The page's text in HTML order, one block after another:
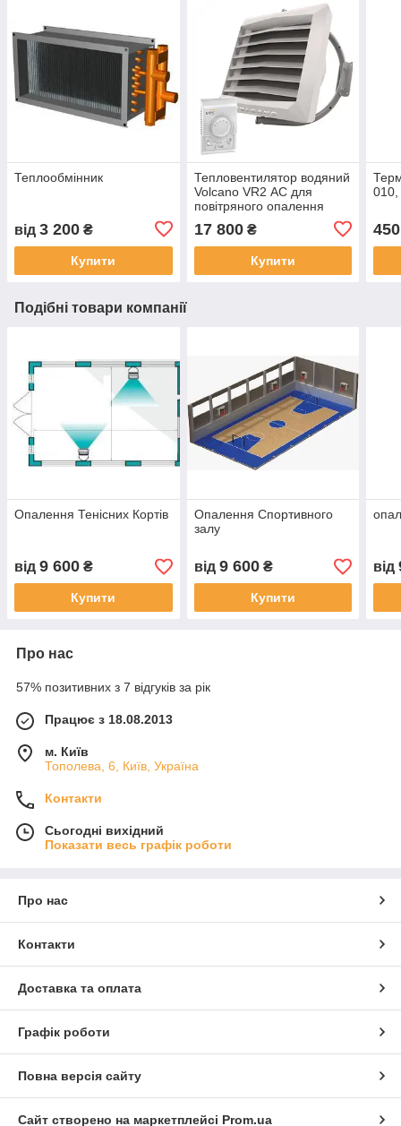
Теплообмінник
від 3 200 ₴
Купити
Тепловентилятор водяний
Volcano VR2 АС для
повітряного опалення
17 800₴
Купити
010,
450
Подібні товари компанії
Опалення Тенісних Кортів
від 9 600 ₴
Купити
Опалення Спортивного
залу
від 9 600₴
Купити
від
Про нас
57% позитивних з 7 відгуків за рік
Працює з 18.08.2013
м. Київ
Тополева, 6, Київ, Україна
Контакти
Сьогодні вихідний
Показати весь графік роботи
Про нас
Контакти
Доставка та оплата
Графік роботи
Повна версія сайту
Сайт створено на маркетплейсі Prom.ua